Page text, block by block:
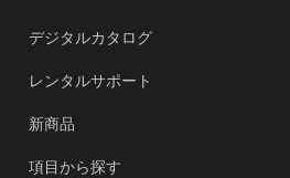
デジタルカタログ
レンタルサポート
新商品
項目から探す